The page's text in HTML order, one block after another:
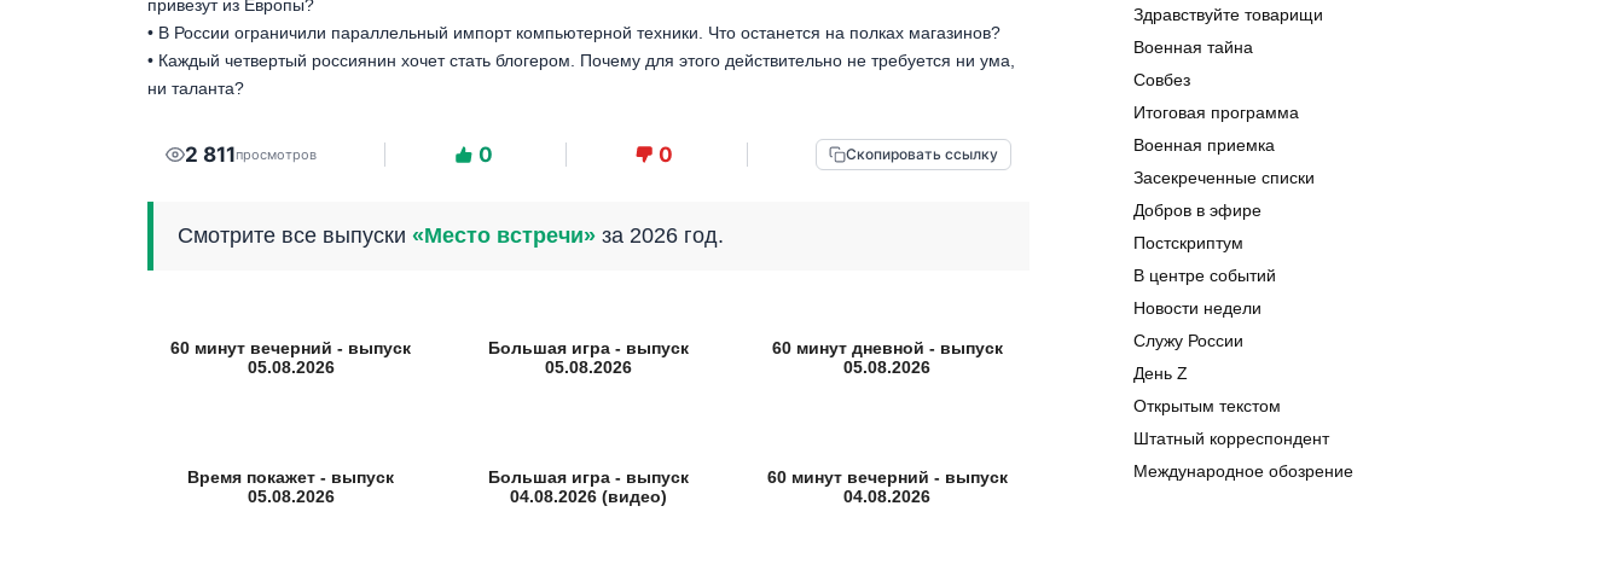
привезут из Европы?
• В России ограничили параллельный импорт компьютерной техники. Что останется на полках магазинов?
• Каждый четвертый россиянин хочет стать блогером. Почему для этого действительно не требуется ни ума,
ни таланта?
2 811просмотров 0 0 Скопировать ссылку
Смотрите все выпуски «Место встречи» за 2026 год.
60 минут вечерний - выпуск
05.08.2026
Большая игра - выпуск
05.08.2026
60 минут дневной - выпуск
05.08.2026
Время покажет - выпуск
05.08.2026
Большая игра - выпуск
04.08.2026 (видео)
60 минут вечерний - выпуск
04.08.2026
Здравствуйте товарищи
Военная тайна
Совбез
Итоговая программа
Военная приемка
Засекреченные списки
Добров в эфире
Постскриптум
В центре событий
Новости недели
Служу России
День Z
Открытым текстом
Штатный корреспондент
Международное обозрение